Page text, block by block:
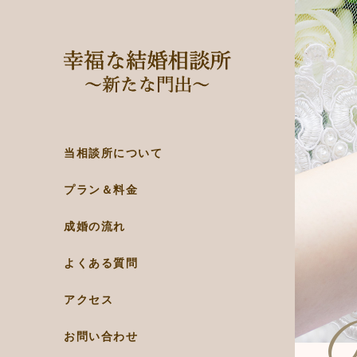
当相談所について
プラン＆料金
成婚の流れ
よくある質問
アクセス
お問い合わせ